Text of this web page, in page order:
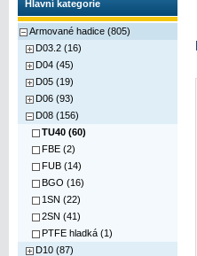
Hlavní kategorie
Armované hadice (805)
D03.2 (16)
D04 (45)
D05 (19)
D06 (93)
D08 (156)
TU40 (60)
FBE (2)
FUB (14)
BGO (16)
1SN (22)
2SN (41)
PTFE hladká (1)
D10 (87)